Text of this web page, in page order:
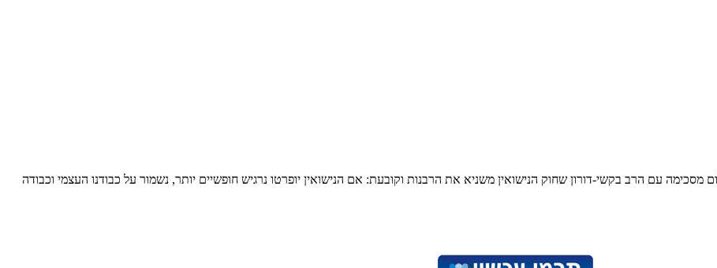
מסכימה עם הרב בקשי-דורון שחוק הנישואין משניא את הרבנות וקובעת: אם הנישואין יופרטו נרגיש חופשיים יותר, נשמור על כבודנו העצמי וכבודה